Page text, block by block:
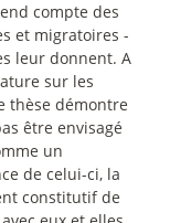
compte des
et migratoires -
leur donnent. A
sur les
thèse démontre
être envisagé
un
de celui-ci, la
constitutif de